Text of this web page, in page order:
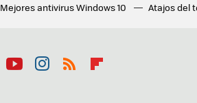
Mejores antivirus Windows 10 Atajos del